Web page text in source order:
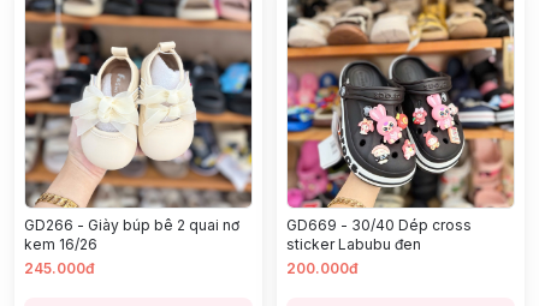
GD266 - Giày búp bê 2 quai nơ
kem 16/26
245.000đ
GD669 - 30/40 Dép cross
sticker Labubu đen
200.000đ